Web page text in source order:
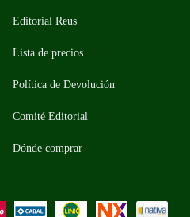
Editorial Reus
Lista de precios
Política de Devolución
Comité Editorial
Dónde comprar